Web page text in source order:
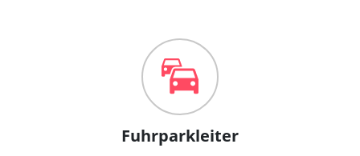
Fuhrparkleiter